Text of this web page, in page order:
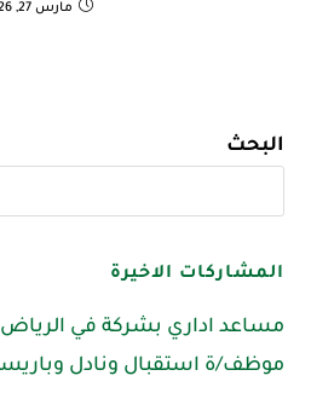
مارس 27, 2026
البحث
المشاركات الاخيرة
مساعد اداري بشركة في الرياض